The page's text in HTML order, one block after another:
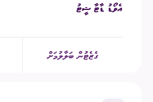
އެވޯޑު ޑާޓާ ޝީޓު
ގެޒެޓުން ބަލާލުމަށް